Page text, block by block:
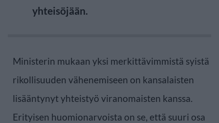
yhteisöjään.
Ministerin mukaan yksi merkittävimmistä syistä
rikollisuuden vähenemiseen on kansalaisten
lisääntynyt yhteistyö viranomaisten kanssa.
Erityisen huomionarvoista on se, että suuri osa